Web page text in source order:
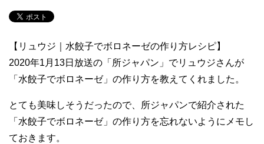
【リュウジ｜水餃子でボロネーゼの作り方レシピ】
2020年1月13日放送の「所ジャパン」でリュウジさんが
「水餃子でボロネーゼ」の作り方を教えてくれました。
とても美味しそうだったので、所ジャパンで紹介された
「水餃子でボロネーゼ」の作り方を忘れないようにメモし
ておきます。